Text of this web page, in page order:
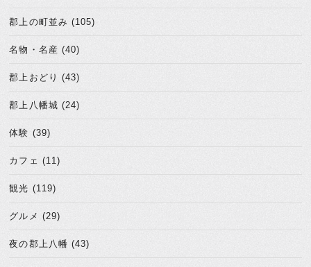
郡上の町並み (105)
名物・名産 (40)
郡上おどり (43)
郡上八幡城 (24)
体験 (39)
カフェ (11)
観光 (119)
グルメ (29)
夜の郡上八幡 (43)